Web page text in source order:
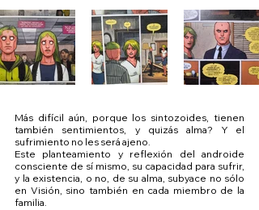
Más difícil aún, porque los sintozoides, tienen
también sentimientos, y quizás alma? Y el
sufrimiento no les será ajeno.
Este planteamiento y reflexión del androide
consciente de sí mismo, su capacidad para sufrir,
y la existencia, o no, de su alma, subyace no sólo
en Visión, sino también en cada miembro de la
familia.